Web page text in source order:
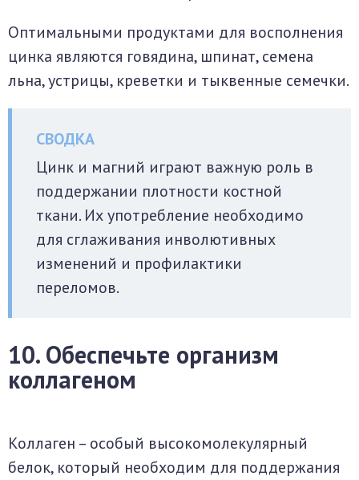
Оптимальными продуктами для восполнения
цинка являются говядина, шпинат, семена
льна, устрицы, креветки и тыквенные семечки.
Цинк и магний играют важную роль в
поддержании плотности костной
ткани. Их употребление необходимо
для сглаживания инволютивных
изменений и профилактики
переломов.
10. Обеспечьте организм
коллагеном
Коллаген – особый высокомолекулярный
белок, который необходим для поддержания